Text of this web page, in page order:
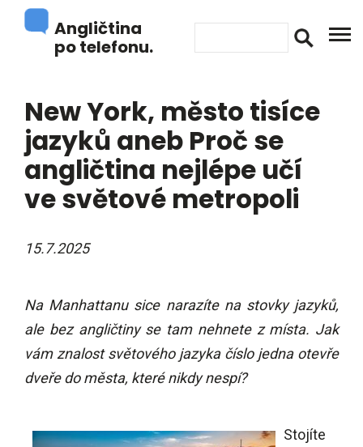
Angličtina
po telefonu.
New York, město tisíce
jazyků aneb Proč se
angličtina nejlépe učí
ve světové metropoli
15.7.2025
Na Manhattanu sice narazíte na stovky jazyků,
ale bez angličtiny se tam nehnete z místa. Jak
vám znalost světového jazyka číslo jedna otevře
dveře do města, které nikdy nespí?
Stojíte